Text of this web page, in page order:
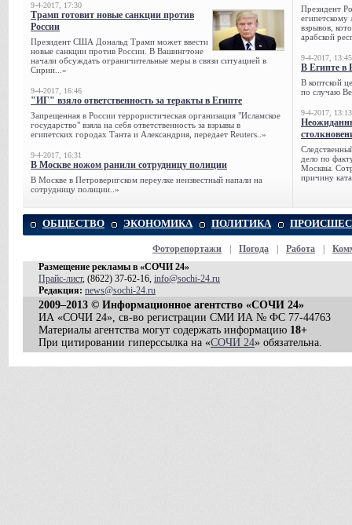
9-4-2017, 17:30
Трамп готовит новые санкции против
России
Президент США Дональд Трамп может ввести
новые санкции против России. В Вашингтоне
начали обсуждать ограничительные меры в связи ситуацией в
Сирии...»
9-4-2017, 16:46
"ИГ" взяло ответственность за теракты в Египте
Запрещенная в России террористическая организация "Исламское
государство" взяла на себя ответственность за взрывы в
египетских городах Танта и Александрия, передает Reuters..»
9-4-2017, 16:31
В Москве ножом ранили сотрудницу полиции
В Москве в Петроверигском переулке неизвестный напали на
сотрудницу полиции..»
Президент
египетскому
взрывов,
арабской
9-4-2017, 13:45
В Египте в
В коптской
по случаю
9-4-2017, 13:13
дело по
Москвы.
причину
ОБЩЕСТВО ЭКОНОМИКА ПОЛИТИКА
Фоторепортажи Погода Работа
Размещение рекламы в «СОЧИ 24»
Прайс-лист, (8622) 37-62-16, info@sochi-24.ru
Редакция: news@sochi-24.ru
2009–2013 © Информационное агентство «СОЧИ 24»
ИА «СОЧИ 24», св-во регистрации СМИ ИА № ФС 77-44763
Материалы агентства могут содержать информацию 18+
При цитировании гиперссылка на «СОЧИ 24» обязательна.